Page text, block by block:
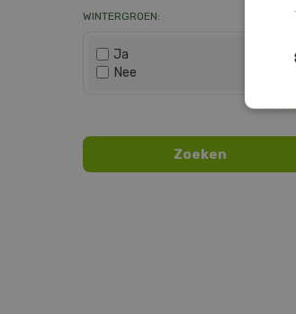
Roze
Zwart
WINTERGROEN:
Ja
Nee
Wis